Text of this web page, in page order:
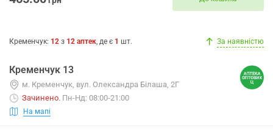
Кременчук: 12 з 12 аптек, де є 1 шт. За наявністю
Кременчук 13
м. Кременчук, вул. Олександра Білаша, 2Г
Зачинено. Пн-Нд: 08:00-21:00
На мапі